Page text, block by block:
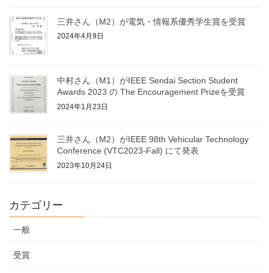
三井さん（M2）が電気・情報系優秀学生賞を受賞
2024年4月9日
中村さん（M1）がIEEE Sendai Section Student
Awards 2023 の The Encouragement Prizeを受賞
2024年1月23日
三井さん（M2）がIEEE 98th Vehicular Technology
Conference (VTC2023-Fall) にて発表
2023年10月24日
カテゴリー
一般
受賞